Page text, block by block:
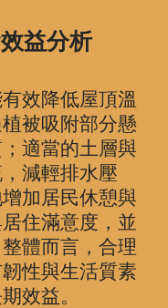
益分析
效降低屋頂溫
被吸附部分懸
適當的土層與
減輕排水壓
加居民休憩與
住滿意度，並
體而言，合理
性與生活質素
效益。